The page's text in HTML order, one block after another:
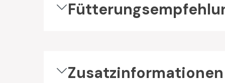
Zusatzinformationen